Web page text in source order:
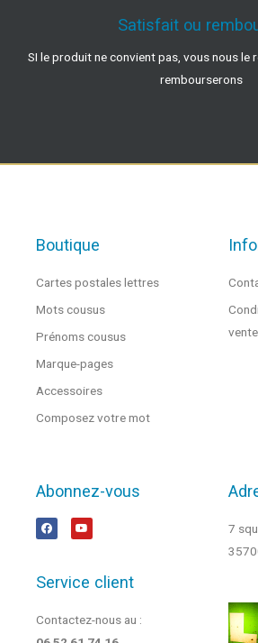
Satisfait ou
SI le produit ne convient pas, vous nous le
rembourserons
Boutique
Cartes postales lettres
Mots cousus
Prénoms cousus
Marque-pages
Accessoires
Composez votre mot
Abonnez-vous
Service client
Contactez-nous au :
7